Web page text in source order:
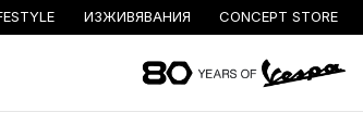
ИЗЖИВЯВАНИЯ CONCEPT STORE